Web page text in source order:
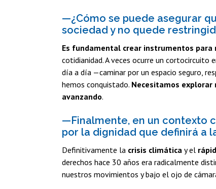
—¿Cómo se puede asegurar
sociedad y no quede
Es fundamental crear instrumentos para
cotidianidad. A veces ocurre un
día a día —caminar por un espacio seguro,
hemos conquistado. Necesitamos explorar
avanzando.
—Finalmente, en un contexto
por la dignidad que definirá a
Definitivamente la crisis climática y el
derechos hace 30 años era radicalmente
nuestros movimientos y bajo el ojo de